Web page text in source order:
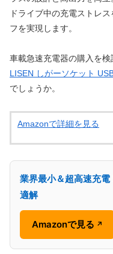
ドライブ中の充電ストレ
フを実現します。
車載急速充電器の購入を検
LISEN しがーソケット
でしょうか。
Amazonで詳細を見る
業界最小＆超高速充
適解
Amazonで見る ↗